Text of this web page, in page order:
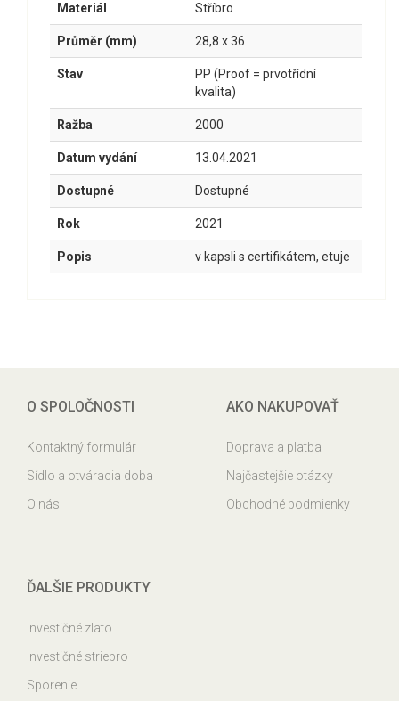
Materiál Stříbro
Průměr (mm) 28,8 x 36
Stav
PP (Proof = prvotřídní
kvalita)
Ražba 2000
Datum vydání 13.04.2021
Dostupné Dostupné
Rok 2021
Popis v kapsli s certifikátem, etuje
O SPOLOČNOSTI
Kontaktný formulár
Sídlo a otváracia doba
O nás
AKO NAKUPOVAŤ
Doprava a platba
Najčastejšie otázky
Obchodné podmienky
ĎALŠIE PRODUKTY
Investičné zlato
Investičné striebro
Sporenie